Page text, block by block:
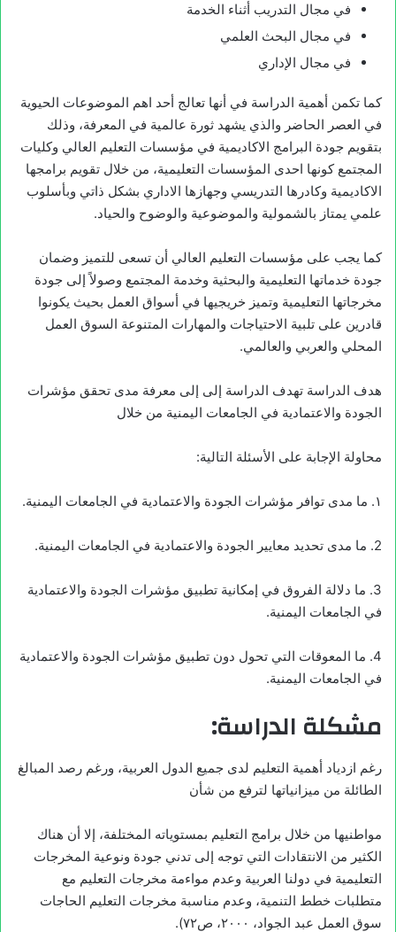
في مجال التدريب أثناء الخدمة
في مجال البحث العلمي
في مجال الإداري
كما تكمن أهمية الدراسة في أنها تعالج أحد اهم الموضوعات الحيوية
في العصر الحاضر والذي يشهد ثورة عالمية في المعرفة، وذلك
بتقويم جودة البرامج الاكاديمية في مؤسسات التعليم العالي وكليات
المجتمع كونها احدى المؤسسات التعليمية، من خلال تقويم برامجها
الاكاديمية وكادرها التدريسي وجهازها الاداري بشكل ذاتي وبأسلوب
علمي يمتاز بالشمولية والموضوعية والوضوح والحياد.
كما يجب على مؤسسات التعليم العالي أن تسعى للتميز وضمان
جودة خدماتها التعليمية والبحثية وخدمة المجتمع وصولاً إلى جودة
مخرجاتها التعليمية وتميز خريجيها في أسواق العمل بحيث يكونوا
قادرين على تلبية الاحتياجات والمهارات المتنوعة السوق العمل
المحلي والعربي والعالمي.
هدف الدراسة تهدف الدراسة إلى إلى معرفة مدى تحقق مؤشرات
الجودة والاعتمادية في الجامعات اليمنية من خلال
محاولة الإجابة على الأسئلة التالية:
۱. ما مدى توافر مؤشرات الجودة والاعتمادية في الجامعات اليمنية.
2. ما مدى تحديد معايير الجودة والاعتمادية في الجامعات اليمنية.
3. ما دلالة الفروق في إمكانية تطبيق مؤشرات الجودة والاعتمادية
في الجامعات اليمنية.
4. ما المعوقات التي تحول دون تطبيق مؤشرات الجودة والاعتمادية
في الجامعات اليمنية.
مشكلة الدراسة:
رغم ازدياد أهمية التعليم لدى جميع الدول العربية، ورغم رصد المبالغ
الطائلة من ميزانياتها لترفع من شأن
مواطنيها من خلال برامج التعليم بمستوياته المختلفة، إلا أن هناك
الكثير من الانتقادات التي توجه إلى تدني جودة ونوعية المخرجات
التعليمية في دولنا العربية وعدم مواءمة مخرجات التعليم مع
متطلبات خطط التنمية، وعدم مناسبة مخرجات التعليم الحاجات
سوق العمل عبد الجواد، ۲۰۰۰، ص۷۲).